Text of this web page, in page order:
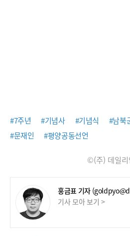
#7주년 #기념사 #기념식 #남북
#문재인
#평양공동선언
©(주) 데일리
홍금표 기자
기사 모아 보기 >